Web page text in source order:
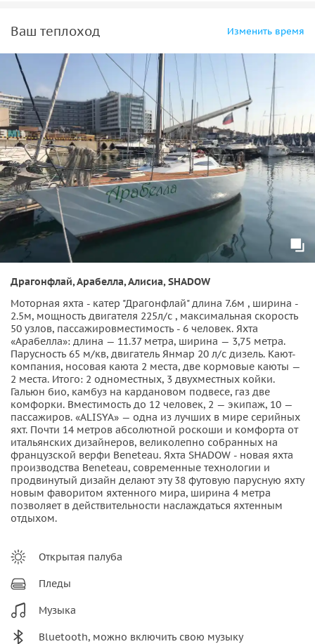
Ваш теплоход Изменить время
Драгонфлай, Арабелла, Алисиа, SHADOW
Моторная яхта - катер "Драгонфлай" длина 7.6м , ширина -
2.5м, мощность двигателя 225л/с , максимальная скорость
50 узлов, пассажировместимость - 6 человек. Яхта
«Арабелла»: длина — 11.37 метра, ширина — 3,75 метра.
Парусность 65 м/кв, двигатель Янмар 20 л/с дизель. Кают-
компания, носовая каюта 2 места, две кормовые каюты —
2 места. Итого: 2 одноместных, 3 двухместных койки.
Гальюн био, камбуз на кардановом подвесе, газ две
комфорки. Вместимость до 12 человек, 2 — экипаж, 10 —
пассажиров. «ALISYA» — одна из лучших в мире серийных
яхт. Почти 14 метров абсолютной роскоши и комфорта от
итальянских дизайнеров, великолепно собранных на
французской верфи Beneteau. Яхта SHADOW - новая яхта
производства Beneteau, современные технологии и
продвинутый дизайн делают эту 38 футовую парусную яхту
новым фаворитом яхтенного мира, ширина 4 метра
позволяет в действительности наслаждаться яхтенным
отдыхом.
Открытая палуба
Пледы
Музыка
Bluetooth, можно включить свою музыку